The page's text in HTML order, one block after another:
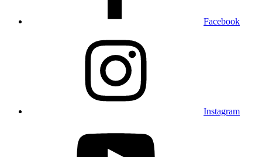
Facebook
Instagram